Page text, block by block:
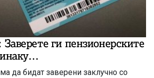
ги пензионерските
инаку…
да бидат заверени заклучно со